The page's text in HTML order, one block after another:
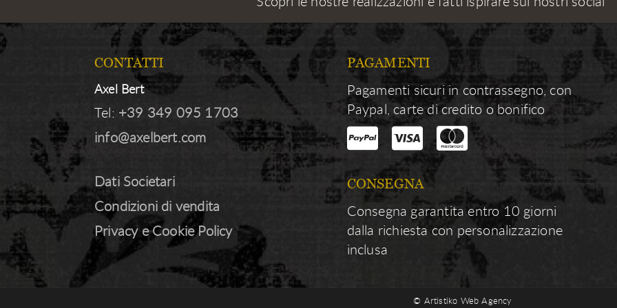
CONTATTI
Axel Bert
Tel: +39 349 095 1703
info@axelbert.com
Dati Societari
Condizioni di vendita
Privacy e Cookie Policy
PAGAMENTI
Pagamenti sicuri in contrassegno, con
Paypal, carte di credito o bonifico
CONSEGNA
Consegna garantita entro 10 giorni
dalla richiesta con personalizzazione
inclusa
© Artistiko Web Agency